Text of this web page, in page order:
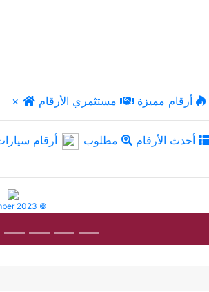
× أرقام مميزة مستثمري الأرقام
أحدث الأرقام مطلوب أرقام
2023 ©